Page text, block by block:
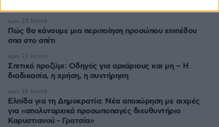
Πώς θα κάνουμε μια περιποίηση προσώπου επιπέδου
σπα στο σπίτι
πριν 23 λεπτά
Σπιτικό προζύμι: Οδηγός για αρχάριους και μη – Η
διαδικασία, η χρήση, η συντήρηση
πριν 23 λεπτά
Ελπίδα για τη Δημοκρατία: Νέα αποχώρηση με αιχμές
για «απολυταρχικά προσωποπαγές διευθυντήριο
Καρυστιανού - Γρατσία»
πριν 26 λεπτά